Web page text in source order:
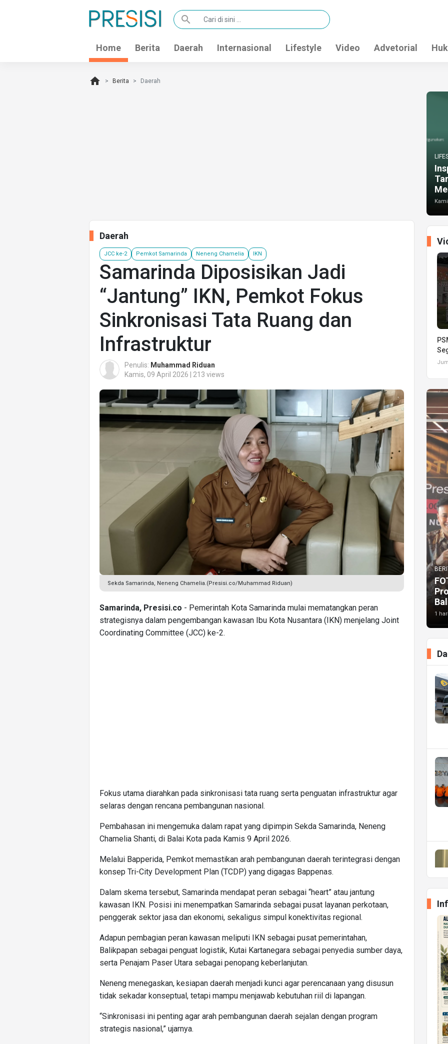
search
Home Berita Daerah Internasional Lifestyle Video Advetorial
home Berita Daerah
Daerah
JCC ke-2 Pemkot Samarinda Neneng Chamelia IKN
Samarinda Diposisikan Jadi
“Jantung” IKN, Pemkot Fokus
Sinkronisasi Tata Ruang dan
Infrastruktur
Penulis: Muhammad Riduan
Kamis, 09 April 2026 | 213 views
Sekda Samarinda, Neneng Chamelia.(Presisi.co/Muhammad Riduan)
Samarinda, Presisi.co - Pemerintah Kota Samarinda mulai mematangkan peran
strategisnya dalam pengembangan kawasan Ibu Kota Nusantara (IKN) menjelang Joint
Coordinating Committee (JCC) ke-2.
Fokus utama diarahkan pada sinkronisasi tata ruang serta penguatan infrastruktur agar
selaras dengan rencana pembangunan nasional.
Pembahasan ini mengemuka dalam rapat yang dipimpin Sekda Samarinda, Neneng
Chamelia Shanti, di Balai Kota pada Kamis 9 April 2026.
Melalui Bapperida, Pemkot memastikan arah pembangunan daerah terintegrasi dengan
konsep Tri-City Development Plan (TCDP) yang digagas Bappenas.
Dalam skema tersebut, Samarinda mendapat peran sebagai “heart” atau jantung
kawasan IKN. Posisi ini menempatkan Samarinda sebagai pusat layanan perkotaan,
penggerak sektor jasa dan ekonomi, sekaligus simpul konektivitas regional.
Adapun pembagian peran kawasan meliputi IKN sebagai pusat pemerintahan,
Balikpapan sebagai penguat logistik, Kutai Kartanegara sebagai penyedia sumber daya,
serta Penajam Paser Utara sebagai penopang keberlanjutan.
Neneng menegaskan, kesiapan daerah menjadi kunci agar perencanaan yang disusun
tidak sekadar konseptual, tetapi mampu menjawab kebutuhan riil di lapangan.
“Sinkronisasi ini penting agar arah pembangunan daerah sejalan dengan program
strategis nasional,” ujarnya.
1